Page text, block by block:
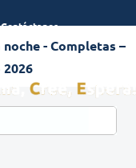
Contáctanos
-Completas –